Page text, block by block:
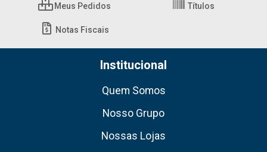
Meus Pedidos Títulos
Notas Fiscais
Institucional
Quem Somos
Nosso Grupo
Nossas Lojas